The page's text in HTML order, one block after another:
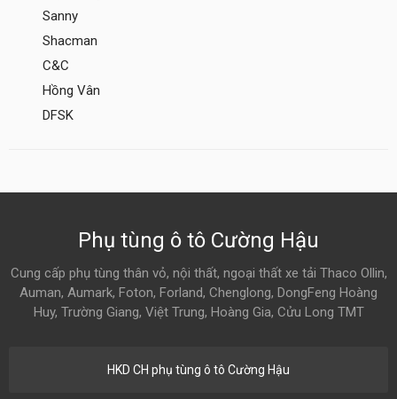
Sanny
Shacman
C&C
Hồng Vân
DFSK
Phụ tùng ô tô Cường Hậu
Cung cấp phụ tùng thân vỏ, nội thất, ngoại thất xe tải Thaco Ollin,
Auman, Aumark, Foton, Forland, Chenglong, DongFeng Hoàng
Huy, Trường Giang, Việt Trung, Hoàng Gia, Cửu Long TMT
HKD CH phụ tùng ô tô Cường Hậu